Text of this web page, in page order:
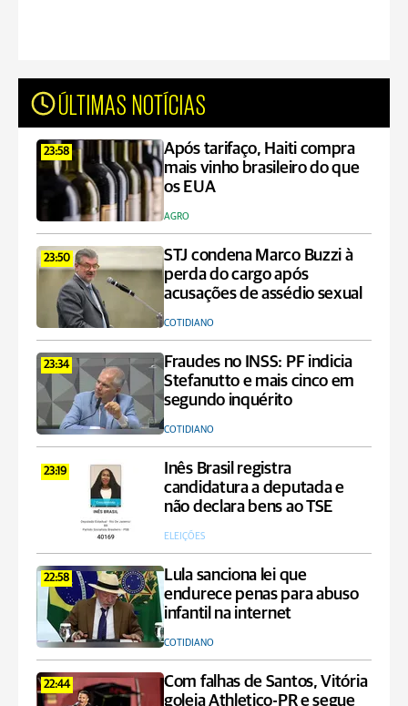
ÚLTIMAS NOTÍCIAS
23:58
Após tarifaço, Haiti compra
mais vinho brasileiro do que
os EUA
AGRO
23:50
STJ condena Marco Buzzi à
perda do cargo após
acusações de assédio sexual
COTIDIANO
23:34
Fraudes no INSS: PF indicia
Stefanutto e mais cinco em
segundo inquérito
COTIDIANO
23:19
Inês Brasil registra
candidatura a deputada e
não declara bens ao TSE
ELEIÇÕES
22:58
Lula sanciona lei que
endurece penas para abuso
infantil na internet
COTIDIANO
22:44
Com falhas de Santos, Vitória
goleia Athletico-PR e segue